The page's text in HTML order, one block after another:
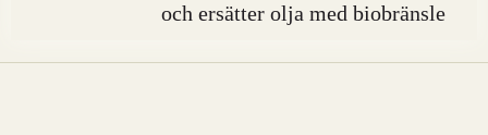
och ersätter olja med biobränsle